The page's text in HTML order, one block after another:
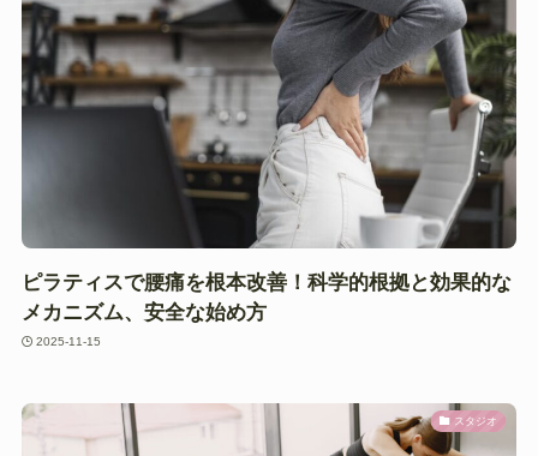
ピラティスで腰痛を根本改善！科学的根拠と効果的な
メカニズム、安全な始め方
2025-11-15
スタジオ